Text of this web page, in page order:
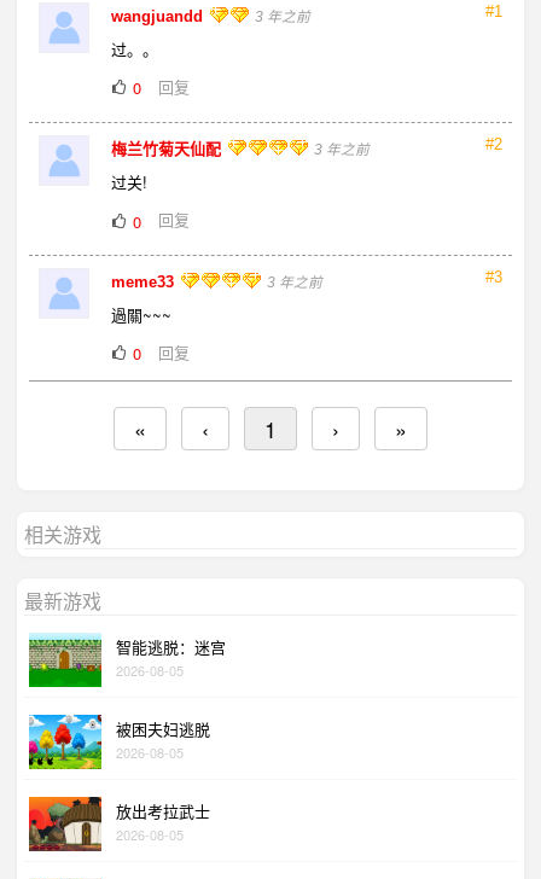
#1
wangjuandd 3 年之前
过。。
0
回复
#2
梅兰竹菊天仙配 3 年之前
过关!
0
回复
#3
meme33 3 年之前
過關~~~
0
回复
« ‹ 1 › »
相关游戏
最新游戏
智能逃脱：迷宫
2026-08-05
被困夫妇逃脱
2026-08-05
放出考拉武士
2026-08-05